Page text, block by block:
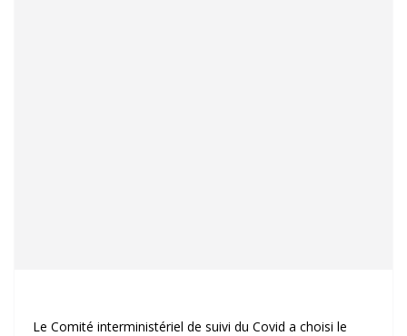
Le Comité interministériel de suivi du Covid a choisi le